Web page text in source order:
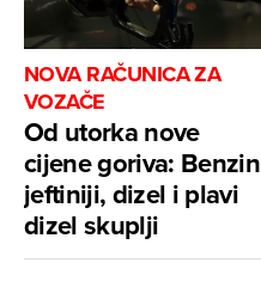
NOVA RAČUNICA ZA
VOZAČE
Od utorka nove
cijene goriva: Benzin
jeftiniji, dizel i plavi
dizel skuplji